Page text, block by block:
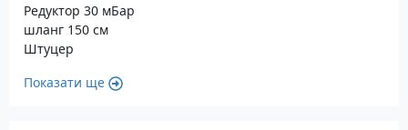
Редуктор 30 мБар
шланг 150 см
Штуцер
Показати ще